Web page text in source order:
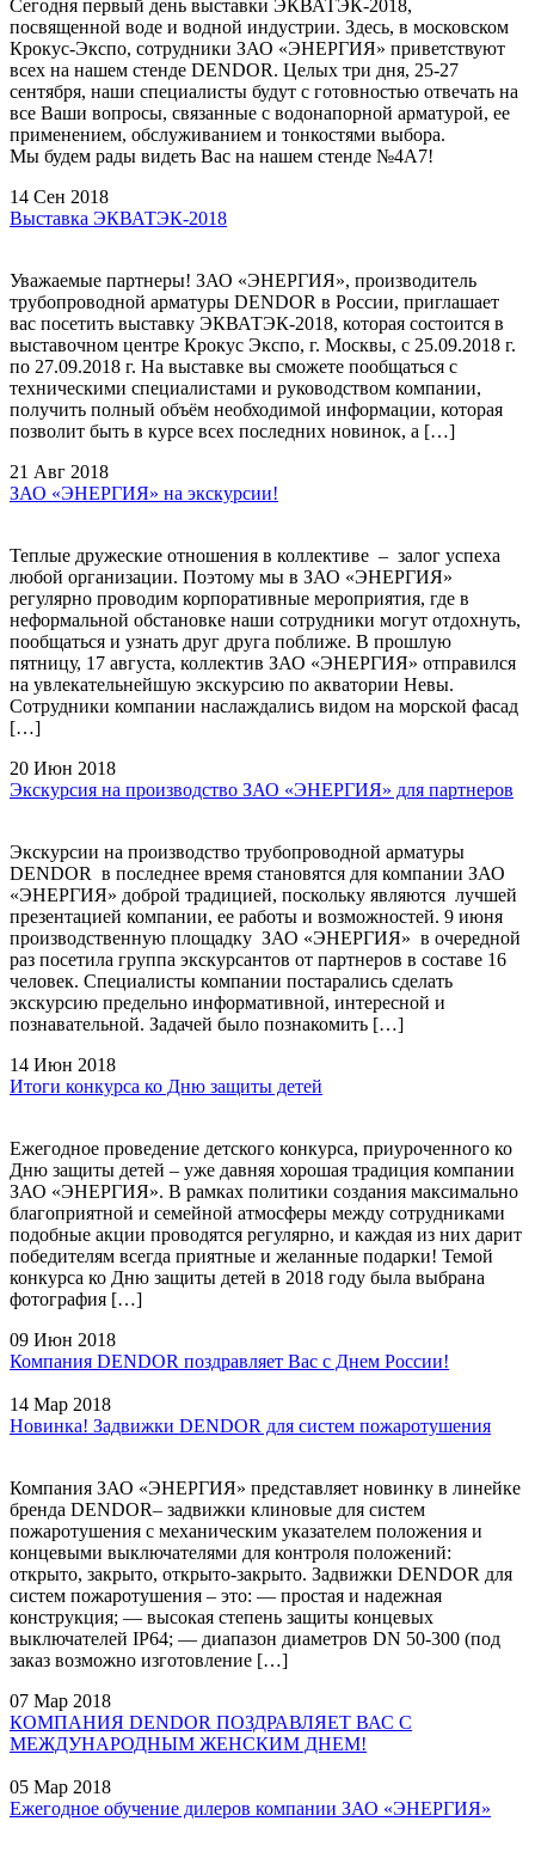
Сегодня первый день выставки ЭКВАТЭК-2018,
посвященной воде и водной индустрии. Здесь, в московском
Крокус-Экспо, сотрудники ЗАО «ЭНЕРГИЯ» приветствуют
всех на нашем стенде DENDOR. Целых три дня, 25-27
сентября, наши специалисты будут с готовностью отвечать на
все Ваши вопросы, связанные с водонапорной арматурой, ее
применением, обслуживанием и тонкостями выбора.
Мы будем рады видеть Вас на нашем стенде №4А7!
14 Сен 2018
Выставка ЭКВАТЭК-2018
Уважаемые партнеры! ЗАО «ЭНЕРГИЯ», производитель
трубопроводной арматуры DENDOR в России, приглашает
вас посетить выставку ЭКВАТЭК-2018, которая состоится в
выставочном центре Крокус Экспо, г. Москвы, с 25.09.2018 г.
по 27.09.2018 г. На выставке вы сможете пообщаться с
техническими специалистами и руководством компании,
получить полный объём необходимой информации, которая
позволит быть в курсе всех последних новинок, а […]
21 Авг 2018
ЗАО «ЭНЕРГИЯ» на экскурсии!
Теплые дружеские отношения в коллективе – залог успеха
любой организации. Поэтому мы в ЗАО «ЭНЕРГИЯ»
регулярно проводим корпоративные мероприятия, где в
неформальной обстановке наши сотрудники могут отдохнуть,
пообщаться и узнать друг друга поближе. В прошлую
пятницу, 17 августа, коллектив ЗАО «ЭНЕРГИЯ» отправился
на увлекательнейшую экскурсию по акватории Невы.
Сотрудники компании наслаждались видом на морской фасад
[…]
20 Июн 2018
Экскурсия на производство ЗАО «ЭНЕРГИЯ» для партнеров
Экскурсии на производство трубопроводной арматуры
DENDOR в последнее время становятся для компании ЗАО
«ЭНЕРГИЯ» доброй традицией, поскольку являются лучшей
презентацией компании, ее работы и возможностей. 9 июня
производственную площадку ЗАО «ЭНЕРГИЯ» в очередной
раз посетила группа экскурсантов от партнеров в составе 16
человек. Специалисты компании постарались сделать
экскурсию предельно информативной, интересной и
познавательной. Задачей было познакомить […]
14 Июн 2018
Итоги конкурса ко Дню защиты детей
Ежегодное проведение детского конкурса, приуроченного ко
Дню защиты детей – уже давняя хорошая традиция компании
ЗАО «ЭНЕРГИЯ». В рамках политики создания максимально
благоприятной и семейной атмосферы между сотрудниками
подобные акции проводятся регулярно, и каждая из них дарит
победителям всегда приятные и желанные подарки! Темой
конкурса ко Дню защиты детей в 2018 году была выбрана
фотография […]
09 Июн 2018
Компания DENDOR поздравляет Вас с Днем России!
14 Мар 2018
Новинка! Задвижки DENDOR для систем пожаротушения
Компания ЗАО «ЭНЕРГИЯ» представляет новинку в линейке
бренда DENDOR– задвижки клиновые для систем
пожаротушения с механическим указателем положения и
концевыми выключателями для контроля положений:
открыто, закрыто, открыто-закрыто. Задвижки DENDOR для
систем пожаротушения – это: — простая и надежная
конструкция; — высокая степень защиты концевых
выключателей IP64; — диапазон диаметров DN 50-300 (под
заказ возможно изготовление […]
07 Мар 2018
КОМПАНИЯ DENDOR ПОЗДРАВЛЯЕТ ВАС С
МЕЖДУНАРОДНЫМ ЖЕНСКИМ ДНЕМ!
05 Мар 2018
Ежегодное обучение дилеров компании ЗАО «ЭНЕРГИЯ»